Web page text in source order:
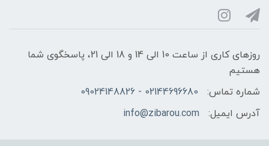
روزهای کاری از ساعت 10 الی 14 و 18 الی 21، پاسخگوی شما
هستیم
شماره تماس:
02144696680 - 09024148826
آدرس ایمیل:
info@zibarou.com